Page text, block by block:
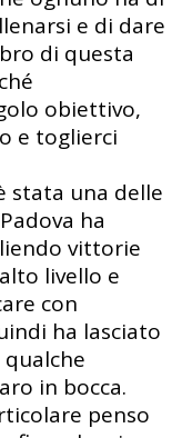
e di dare
di questa
obiettivo,
e toglierci
stata una delle
ha
vittorie
livello e
con
ha lasciato
in bocca.
penso